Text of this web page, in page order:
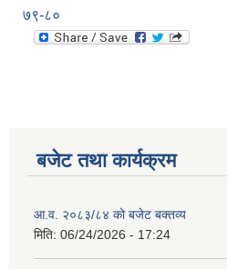
७९-८०
बजेट तथा कार्यक्रम
आ.व. २०८३/८४ को बजेट बक्तव्य
मिति: 06/24/2026 - 17:24